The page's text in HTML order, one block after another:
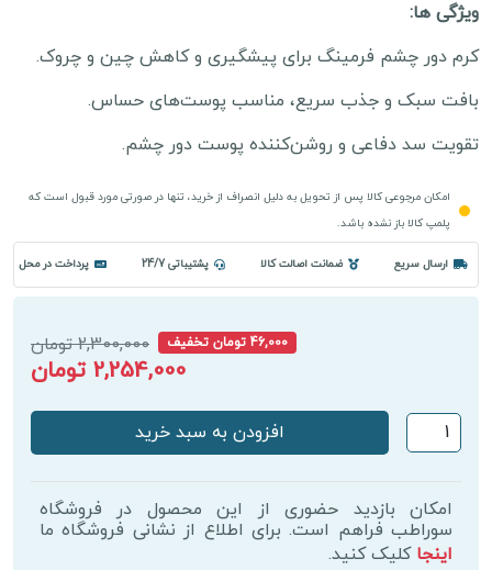
ویژگی ها:
کرم دور چشم فرمینگ برای پیشگیری و کاهش چین و چروک.
بافت سبک و جذب سریع، مناسب پوست‌های حساس.
تقویت سد دفاعی و روشن‌کننده پوست دور چشم.
امکان مرجوعی کالا پس از تحویل به دلیل انصراف از خرید، تنها در صورتی مورد قبول است که
پلمپ کالا باز نشده باشد.
ارسال سریع ضمانت اصالت کالا پشتیباتی 24/7 پرداخت در محل
46,000 تومان تخفیف 2,300,000 تومان
2,254,000 تومان
کرم
دور
فرمینگ
اکلادو
عدد
افزودن به سبد خرید
امکان بازدید حضوری از این محصول در فروشگاه
سوراطب فراهم است. برای اطلاع از نشانی فروشگاه ما
اینجا کلیک کنید.